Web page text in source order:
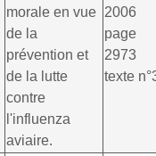
morale en vue
de la
prévention et
de la lutte
contre
l'influenza
aviaire.
2006
page
2973
texte